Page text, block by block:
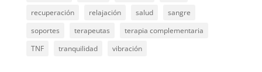
recuperación
relajación salud
sangre
soportes
terapeutas
terapia complementaria
TNF
tranquilidad vibración